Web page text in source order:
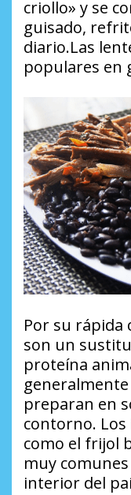
criollo» y se
guisado,
diario.Las
populares en
Por su rápida
son un
proteína
preparan en
contorno. Los
como el frijol
muy
interior del